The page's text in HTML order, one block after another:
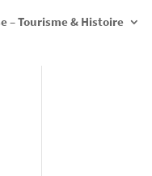
– Tourisme & Histoire